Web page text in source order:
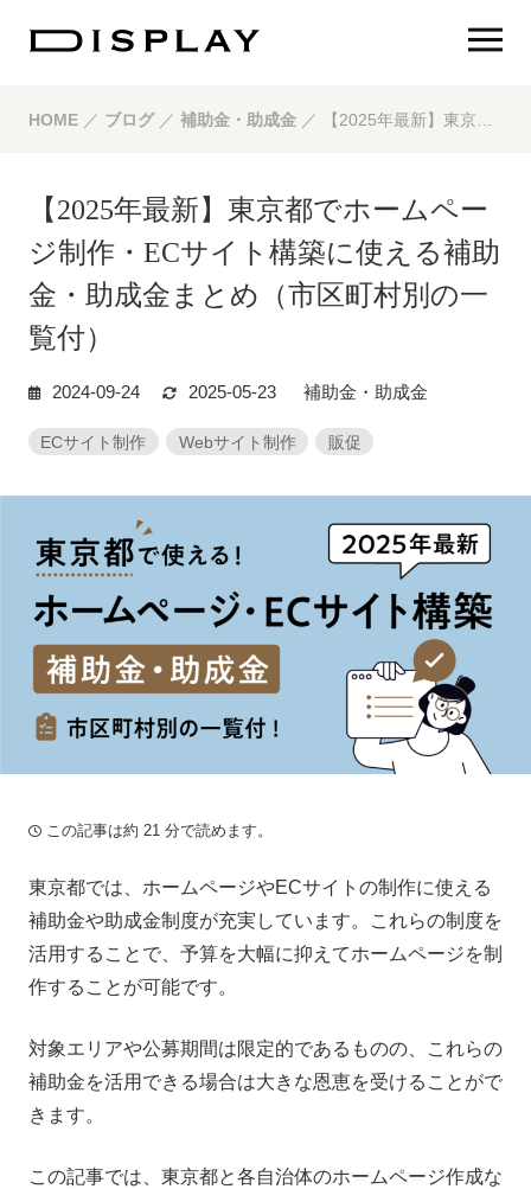
HOME／ ブログ／ 補助金・助成金／ 【2025年最新】東京都でホームページ制作・ECサイト構築に使える補助金・助成金まとめ（市区町村別の一覧付）
【2025年最新】東京都でホームペー
ジ制作・ECサイト構築に使える補助
金・助成金まとめ（市区町村別の一
覧付）
2024-09-24 2025-05-23 補助金・助成金
ECサイト制作 Webサイト制作 販促
この記事は約 21 分で読めます。
東京都では、ホームページやECサイトの制作に使える
補助金や助成金制度が充実しています。これらの制度を
活用することで、予算を大幅に抑えてホームページを制
作することが可能です。
対象エリアや公募期間は限定的であるものの、これらの
補助金を活用できる場合は大きな恩恵を受けることがで
きます。
この記事では、東京都と各自治体のホームページ作成な